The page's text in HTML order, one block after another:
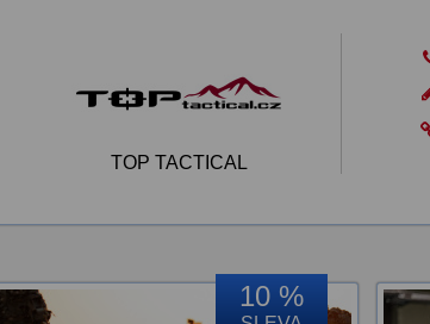
TOP TACTICAL
10 %